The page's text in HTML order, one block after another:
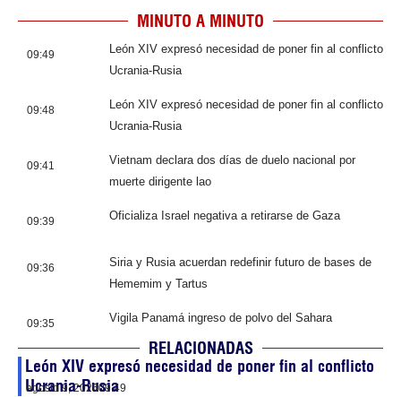
MINUTO A MINUTO
09:49
León XIV expresó necesidad de poner fin al conflicto
Ucrania-Rusia
09:48
León XIV expresó necesidad de poner fin al conflicto
Ucrania-Rusia
09:41
Vietnam declara dos días de duelo nacional por
muerte dirigente lao
09:39 Oficializa Israel negativa a retirarse de Gaza
09:36
Siria y Rusia acuerdan redefinir futuro de bases de
Hememim y Tartus
09:35 Vigila Panamá ingreso de polvo del Sahara
RELACIONADAS
León XIV expresó necesidad de poner fin al conflicto
Ucrania-Rusia
agosto 9, 202609:49